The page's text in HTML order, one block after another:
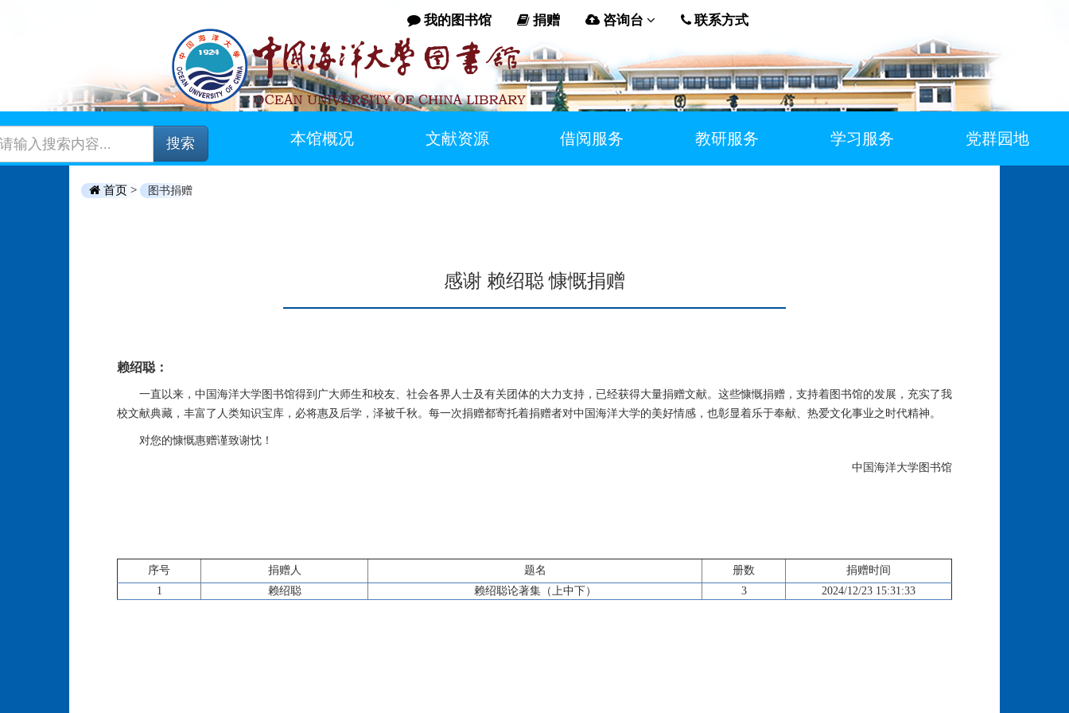
我的图书馆 捐赠 咨询台 联系方式
搜索 本馆概况 文献资源 借阅服务 教研服务 学习服务 党群园地
首页 > 图书捐赠
感谢 赖绍聪 慷慨捐赠
赖绍聪：
一直以来，中国海洋大学图书馆得到广大师生和校友、社会各界人士及有关团体的大力支持，已经获得大量捐赠文献。这些慷慨捐赠，支持着图书馆的发展，充实了我
校文献典藏，丰富了人类知识宝库，必将惠及后学，泽被千秋。每一次捐赠都寄托着捐赠者对中国海洋大学的美好情感，也彰显着乐于奉献、热爱文化事业之时代精神。
对您的慷慨惠赠谨致谢忱！
中国海洋大学图书馆
序号 捐赠人 题名 册数
捐赠时间
1
赖绍聪 赖绍聪论著集（上中下） 3 2024/12/23 15:31:33